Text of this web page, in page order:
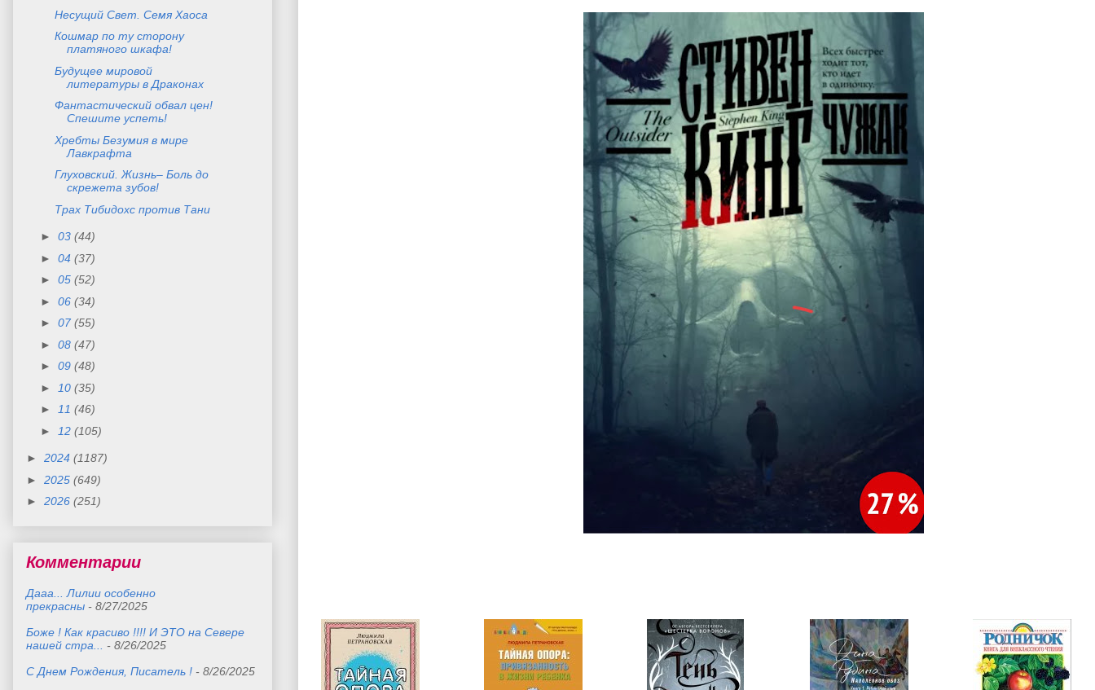
Несущий Свет. Семя Хаоса
Кошмар по ту сторону
платяного шкафа!
Будущее мировой
литературы в Драконах
Фантастический обвал цен!
Спешите успеть!
Хребты Безумия в мире
Лавкрафта
Глуховский. Жизнь– Боль до
скрежета зубов!
Трах Тибидохс против Тани
► 03 (44)
► 04 (37)
► 05 (52)
► 06 (34)
► 07 (55)
► 08 (47)
► 09 (48)
►
10 (35)
►
11 (46)
►
12 (105)
► 2024 (1187)
► 2025 (649)
► 2026 (251)
Комментарии
Дааа... Лилии особенно
прекрасны - 8/27/2025
Боже ! Как красиво !!!! И ЭТО на Севере
нашей стра...
- 8/26/2025
С Днем Рождения, Писатель ! - 8/26/2025